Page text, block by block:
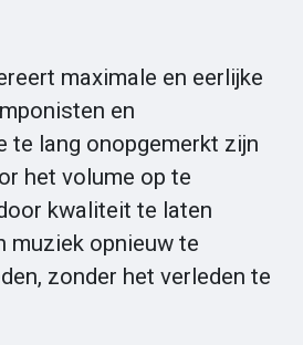
maximale en eerlijke
en
te lang onopgemerkt zijn
het volume op te
kwaliteit te laten
muziek opnieuw te
zonder het verleden te